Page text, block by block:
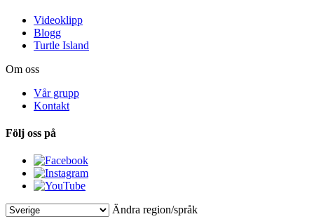
Videoklipp
Blogg
Turtle Island
Om oss
Vår grupp
Kontakt
Följ oss på
Ändra region/språk